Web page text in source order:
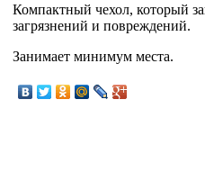
Компактный чехол, который
загрязнений и повреждений.
Занимает минимум места.